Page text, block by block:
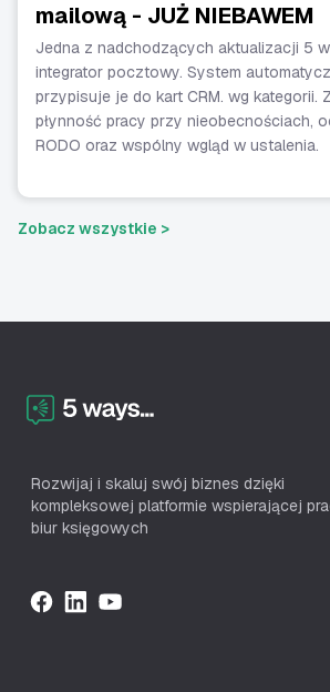
mailową - JUŻ NIEBAWEM
Jedna z nadchodzących aktualizacji 5
integrator pocztowy. System
przypisuje je do kart CRM. wg kategorii.
płynność pracy przy nieobecnościach,
RODO oraz wspólny wgląd w ustalenia.
Zobacz wszystkie >
Rozwijaj i skaluj swój biznes dzięki
kompleksowej platformie wspierającej
biur księgowych